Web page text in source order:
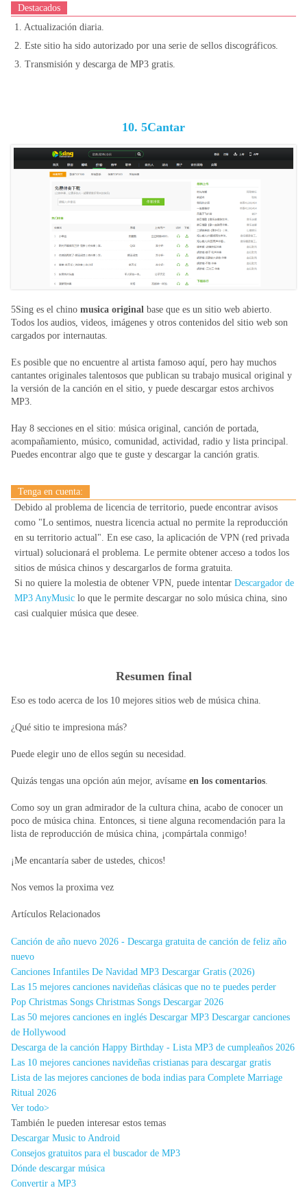
Destacados
1. Actualización diaria.
2. Este sitio ha sido autorizado por una serie de sellos discográficos.
3. Transmisión y descarga de MP3 gratis.
10. 5Cantar
5Sing es el chino musica original base que es un sitio web abierto.
Todos los audios, videos, imágenes y otros contenidos del sitio web son
cargados por internautas.
Es posible que no encuentre al artista famoso aquí, pero hay muchos
cantantes originales talentosos que publican su trabajo musical original y
la versión de la canción en el sitio, y puede descargar estos archivos
MP3.
Hay 8 secciones en el sitio: música original, canción de portada,
acompañamiento, músico, comunidad, actividad, radio y lista principal.
Puedes encontrar algo que te guste y descargar la canción gratis.
Tenga en cuenta:
Debido al problema de licencia de territorio, puede encontrar avisos
como "Lo sentimos, nuestra licencia actual no permite la reproducción
en su territorio actual". En ese caso, la aplicación de VPN (red privada
virtual) solucionará el problema. Le permite obtener acceso a todos los
sitios de música chinos y descargarlos de forma gratuita.
Si no quiere la molestia de obtener VPN, puede intentar Descargador de
MP3 AnyMusic lo que le permite descargar no solo música china, sino
casi cualquier música que desee.
Resumen final
Eso es todo acerca de los 10 mejores sitios web de música china.
¿Qué sitio te impresiona más?
Puede elegir uno de ellos según su necesidad.
Quizás tengas una opción aún mejor, avísame en los comentarios.
Como soy un gran admirador de la cultura china, acabo de conocer un
poco de música china. Entonces, si tiene alguna recomendación para la
lista de reproducción de música china, ¡compártala conmigo!
¡Me encantaría saber de ustedes, chicos!
Nos vemos la proxima vez
Artículos Relacionados
Canción de año nuevo 2026 - Descarga gratuita de canción de feliz año
nuevo
Canciones Infantiles De Navidad MP3 Descargar Gratis (2026)
Las 15 mejores canciones navideñas clásicas que no te puedes perder
Pop Christmas Songs Christmas Songs Descargar 2026
Las 50 mejores canciones en inglés Descargar MP3 Descargar canciones
de Hollywood
Descarga de la canción Happy Birthday - Lista MP3 de cumpleaños 2026
Las 10 mejores canciones navideñas cristianas para descargar gratis
Lista de las mejores canciones de boda indias para Complete Marriage
Ritual 2026
Ver todo>
También le pueden interesar estos temas
Descargar Music to Android
Consejos gratuitos para el buscador de MP3
Dónde descargar música
Convertir a MP3